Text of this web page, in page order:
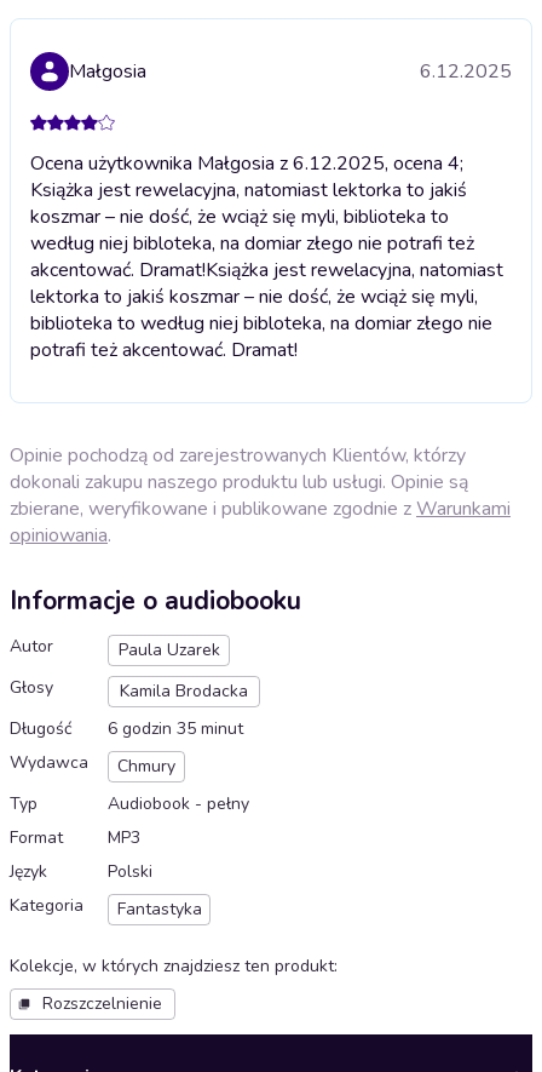
Małgosia 6.12.2025
Ocena użytkownika Małgosia z 6.12.2025, ocena 4;
Książka jest rewelacyjna, natomiast lektorka to jakiś
koszmar – nie dość, że wciąż się myli, biblioteka to
według niej bibloteka, na domiar złego nie potrafi też
akcentować. Dramat!Książka jest rewelacyjna, natomiast
lektorka to jakiś koszmar – nie dość, że wciąż się myli,
biblioteka to według niej bibloteka, na domiar złego nie
potrafi też akcentować. Dramat!
Opinie pochodzą od zarejestrowanych Klientów, którzy
dokonali zakupu naszego produktu lub usługi. Opinie są
zbierane, weryfikowane i publikowane zgodnie zWarunkami
opiniowania.
Informacje o audiobooku
Autor
Paula Uzarek
Głosy
Kamila Brodacka
Długość
6 godzin 35 minut
Wydawca
Chmury
Typ
Audiobook - pełny
Format
MP3
Język
Polski
Kategoria
Fantastyka
Kolekcje, w których znajdziesz ten produkt:
Rozszczelnienie